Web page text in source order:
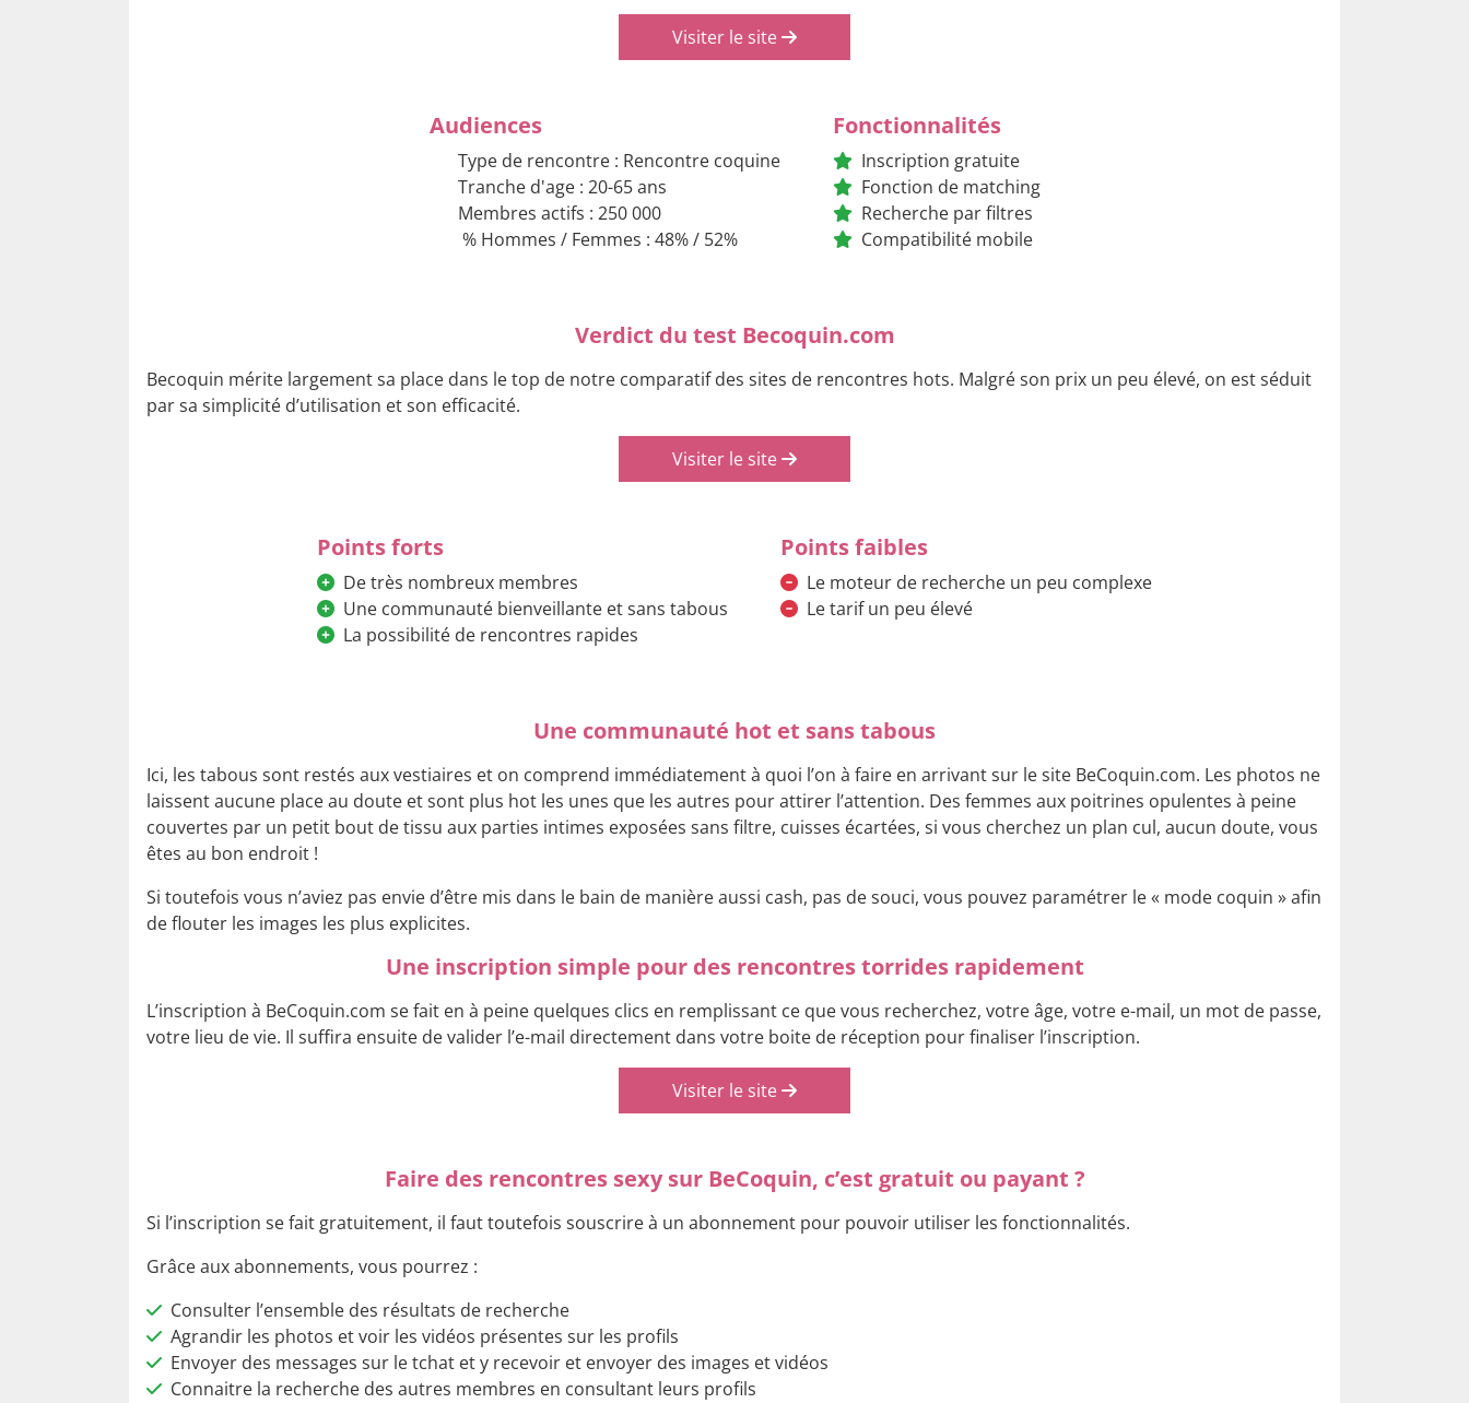
Visiter le site
Audiences
Type de rencontre : Rencontre coquine
Tranche d'age : 20-65 ans
Membres actifs : 250 000
% Hommes / Femmes : 48% / 52%
Fonctionnalités
Inscription gratuite
Fonction de matching
Recherche par filtres
Compatibilité mobile
Verdict du test Becoquin.com
Becoquin mérite largement sa place dans le top de notre comparatif des sites de rencontres hots. Malgré son prix un peu élevé, on est séduit
par sa simplicité d’utilisation et son efficacité.
Visiter le site
Points forts
De très nombreux membres
Une communauté bienveillante et sans tabous
La possibilité de rencontres rapides
Points faibles
Le moteur de recherche un peu complexe
Le tarif un peu élevé
Une communauté hot et sans tabous
Ici, les tabous sont restés aux vestiaires et on comprend immédiatement à quoi l’on à faire en arrivant sur le site BeCoquin.com. Les photos ne
laissent aucune place au doute et sont plus hot les unes que les autres pour attirer l’attention. Des femmes aux poitrines opulentes à peine
couvertes par un petit bout de tissu aux parties intimes exposées sans filtre, cuisses écartées, si vous cherchez un plan cul, aucun doute, vous
êtes au bon endroit !
Si toutefois vous n’aviez pas envie d’être mis dans le bain de manière aussi cash, pas de souci, vous pouvez paramétrer le « mode coquin » afin
de flouter les images les plus explicites.
Une inscription simple pour des rencontres torrides rapidement
L’inscription à BeCoquin.com se fait en à peine quelques clics en remplissant ce que vous recherchez, votre âge, votre e-mail, un mot de passe,
votre lieu de vie. Il suffira ensuite de valider l’e-mail directement dans votre boite de réception pour finaliser l’inscription.
Visiter le site
Faire des rencontres sexy sur BeCoquin, c’est gratuit ou payant ?
Si l’inscription se fait gratuitement, il faut toutefois souscrire à un abonnement pour pouvoir utiliser les fonctionnalités.
Grâce aux abonnements, vous pourrez :
Consulter l’ensemble des résultats de recherche
Agrandir les photos et voir les vidéos présentes sur les profils
Envoyer des messages sur le tchat et y recevoir et envoyer des images et vidéos
Connaitre la recherche des autres membres en consultant leurs profils